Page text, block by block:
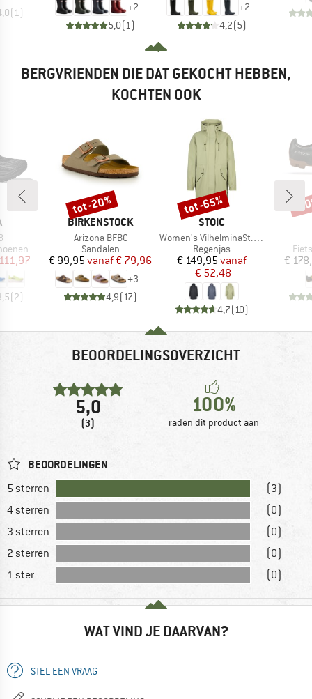
( 1) +2
5,0( 1)
+2
4,2(5)
BERGVRIENDEN DIE DAT GEKOCHT HEBBEN,
KOCHTEN OOK
prijs
(2)
MERK
BIRKENSTOCK
Artikel
Arizona BFBC
Productgroep
Sandalen
Prijs
€ 99,95 Verlaagde prijs
vanaf€ 79,96
+3
4,9(17)
Korting
tot -20%
MERK
STOIC
Artikel
Women's VilhelminaSt. Raincoat
Productgroep
Regenjas
Prijs
€ 149,95Verlaagde prijs
vanaf
€ 52,48
4,7(10)
Korting
tot -65%
€
-
BEOORDELINGSOVERZICHT
5,0
(3)
100%
raden dit product aan
BEOORDELINGEN
5 sterren
(3)
4 sterren
(0)
3 sterren
(0)
2 sterren
(0)
1 ster
(0)
WAT VIND JE DAARVAN?
STEL EEN VRAAG